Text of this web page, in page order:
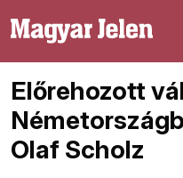
Előrehozott
Olaf Scholz